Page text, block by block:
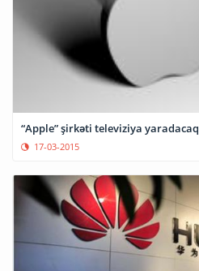
“Apple” şirkəti televiziya yaradacaq
17-03-2015